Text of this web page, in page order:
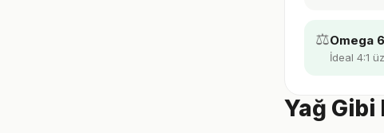
⚖️Omega
İdeal 4:1
Yağ